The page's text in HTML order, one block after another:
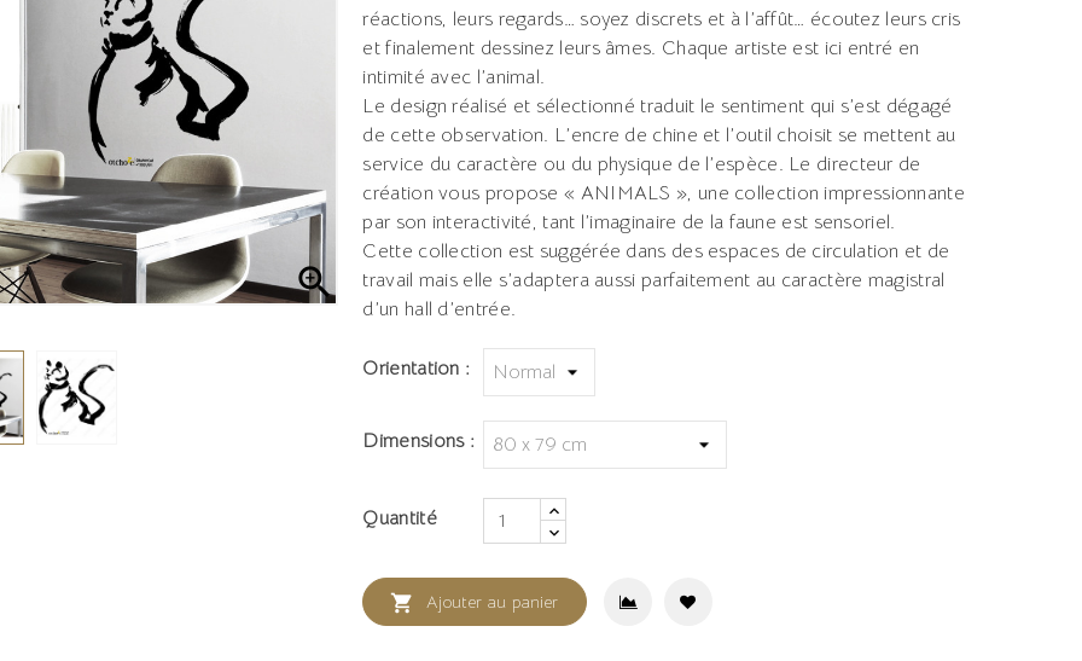

réactions, leurs regards… soyez discrets et à l’affût… écoutez leurs cris
et finalement dessinez leurs âmes. Chaque artiste est ici entré en
intimité avec l’animal.
Le design réalisé et sélectionné traduit le sentiment qui s’est dégagé
de cette observation. L’encre de chine et l’outil choisit se mettent au
service du caractère ou du physique de l’espèce. Le directeur de
création vous propose « ANIMALS », une collection impressionnante
par son interactivité, tant l’imaginaire de la faune est sensoriel.
Cette collection est suggérée dans des espaces de circulation et de
travail mais elle s’adaptera aussi parfaitement au caractère magistral
d’un hall d’entrée.
Orientation :
Dimensions :
Quantité
 Ajouter au panier